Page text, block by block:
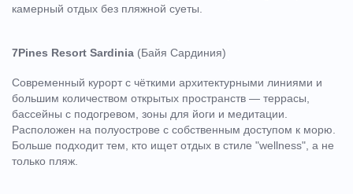
камерный отдых без пляжной суеты.
7Pines Resort Sardinia (Байя Сардиния)
Современный курорт с чёткими архитектурными линиями и
большим количеством открытых пространств — террасы,
бассейны с подогревом, зоны для йоги и медитации.
Расположен на полуострове с собственным доступом к морю.
Больше подходит тем, кто ищет отдых в стиле "wellness", а не
только пляж.